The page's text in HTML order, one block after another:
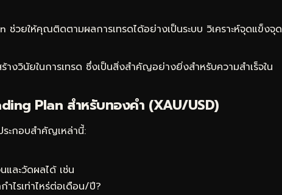
ช่วยให้คุณติดตามผลการเทรดได้อย่างเป็นระบบ วิเคราะห์จุดแข็งจุด
างวินัยในการเทรด ซึ่งเป็นสิ่งสำคัญอย่างยิ่งสำหรับความสำเร็จใน
Plan สำหรับทองคำ (XAU/USD)
ะกอบสำคัญเหล่านี้:
และวัดผลได้ เช่น
ำไรเท่าไหร่ต่อเดือน/ปี?